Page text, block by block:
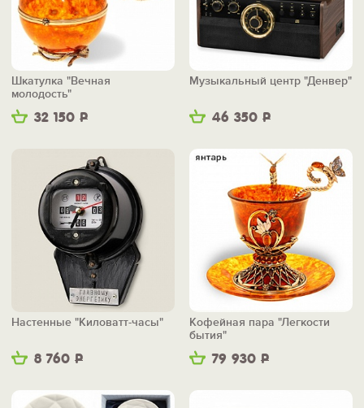
32 150 Р
Шкатулка "Вечная
молодость"
46 350 Р
Музыкальный центр "Денвер"
8 760 Р
Настенные "Киловатт-часы"
79 930 Р
Кофейная пара "Легкости
бытия"